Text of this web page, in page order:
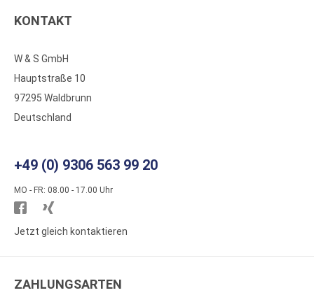
KONTAKT
W & S GmbH
Hauptstraße 10
97295 Waldbrunn
Deutschland
+49 (0) 9306 563 99 20
MO - FR: 08.00 - 17.00 Uhr
Besuchen
Sie
auf
Sie
auf
Jetzt gleich kontaktieren
ZAHLUNGSARTEN